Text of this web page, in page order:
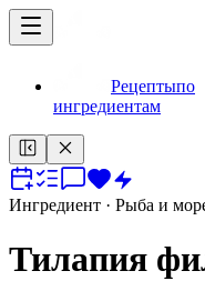
Рецептыпо
ингредиентам
Ингредиент · Рыба и
Тилапия